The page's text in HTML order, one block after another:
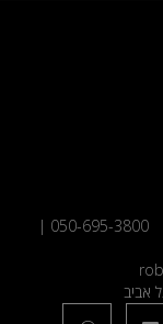
050-695-3800
|